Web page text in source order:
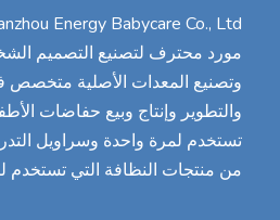
مورد محترف لتصنيع التصميم
وتصنيع المعدات الأصلية متخصص
والتطوير وإنتاج وبيع حفاضات
تستخدم لمرة واحدة وسراويل
من منتجات النظافة التي تستخدم